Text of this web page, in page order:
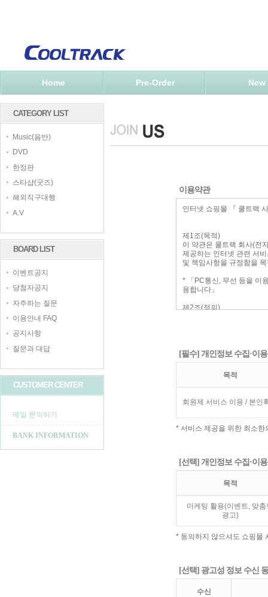
Home Pre-Order New
CATEGORY LIST
Music(음반)
DVD
한정판
스타샵(굿즈)
해외직구대행
A.V
BOARD LIST
이벤트공지
당첨자공지
자주하는 질문
이용안내 FAQ
공지사항
질문과 대답
CUSTOMER CENTER
메일 문의하기
BANK INFORMATION
이용약관
[필수] 개인정보 수집·이
목적
회원제 서비스 이용 / 본인
* 서비스 제공을 위한 최소
[선택] 개인정보 수집·이
목적
마케팅 활용(이벤트, 맞춤
광고)
* 동의하지 않으셔도 쇼핑몰
[선택] 광고성 정보 수신
수신